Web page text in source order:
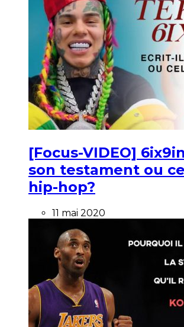
[Focus-VIDEO]
son testament ou
hip-hop?
11 mai 2020